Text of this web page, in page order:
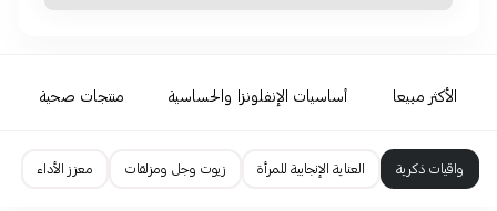
الأكثر مبيعا أساسيات الإنفلونزا والحساسية منتجات صحية
واقيات ذكرية العناية الإنجابية للمرأة زيوت وجل ومزلقات معزز الأداء